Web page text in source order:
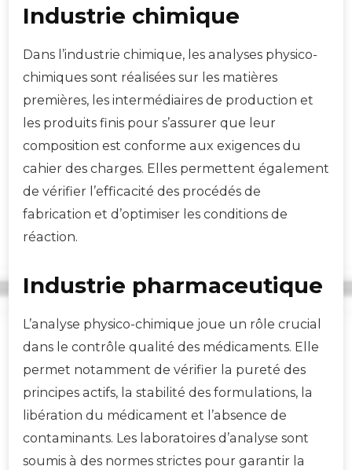
Industrie chimique
Dans l’industrie chimique, les analyses physico-
chimiques sont réalisées sur les matières
premières, les intermédiaires de production et
les produits finis pour s’assurer que leur
composition est conforme aux exigences du
cahier des charges. Elles permettent également
de vérifier l’efficacité des procédés de
fabrication et d’optimiser les conditions de
réaction.
Industrie pharmaceutique
L’analyse physico-chimique joue un rôle crucial
dans le contrôle qualité des médicaments. Elle
permet notamment de vérifier la pureté des
principes actifs, la stabilité des formulations, la
libération du médicament et l’absence de
contaminants. Les laboratoires d’analyse sont
soumis à des normes strictes pour garantir la